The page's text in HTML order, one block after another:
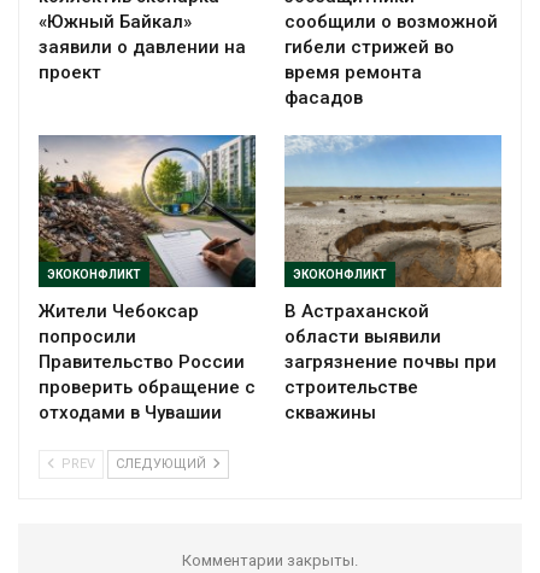
«Южный Байкал»
заявили о давлении на
проект
сообщили о возможной
гибели стрижей во
время ремонта
фасадов
ЭКОКОНФЛИКТ
Жители Чебоксар
попросили
Правительство России
проверить обращение с
отходами в Чувашии
ЭКОКОНФЛИКТ
В Астраханской
области выявили
загрязнение почвы при
строительстве
скважины
PREV СЛЕДУЮЩИЙ
Комментарии закрыты.